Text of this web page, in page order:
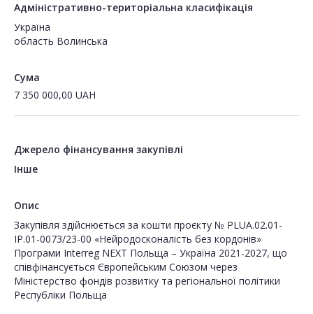
Адміністративно-територіальна класифікація
Україна
область Волинська
Сума
7 350 000,00 UAH
Джерело фінансування закупівлі
Інше
Опис
Закупівля здійснюється за кошти проєкту № PLUА.02.01-
IP.01-0073/23-00 «Нейродосконалість без кордонів»
Програми Interreg NEXT Польща – Україна 2021-2027, що
співфінансується Європейським Союзом через
Міністерство фондів розвитку та регіональної політики
Республіки Польща